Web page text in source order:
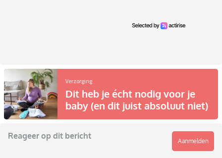
Verzorging
Dit heb je écht nodig voor je
baby (en dit juist absoluut niet)
Reageer op dit bericht
Aanmelden